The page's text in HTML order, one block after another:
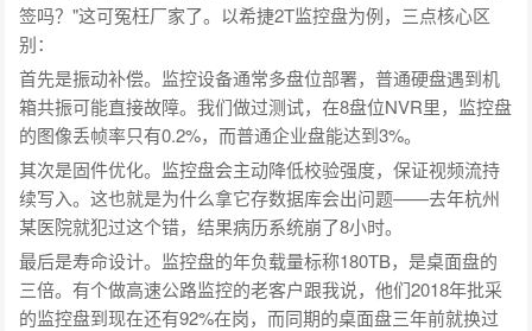
签吗？"这可冤枉厂家了。以希捷2T监控盘为例，三点核心区
别：
首先是振动补偿。监控设备通常多盘位部署，普通硬盘遇到机
箱共振可能直接故障。我们做过测试，在8盘位NVR里，监控盘
的图像丢帧率只有0.2%，而普通企业盘能达到3%。
其次是固件优化。监控盘会主动降低校验强度，保证视频流持
续写入。这也就是为什么拿它存数据库会出问题——去年杭州
某医院就犯过这个错，结果病历系统崩了8小时。
最后是寿命设计。监控盘的年负载量标称180TB，是桌面盘的
三倍。有个做高速公路监控的老客户跟我说，他们2018年批采
的监控盘到现在还有92%在岗，而同期的桌面盘三年前就换过